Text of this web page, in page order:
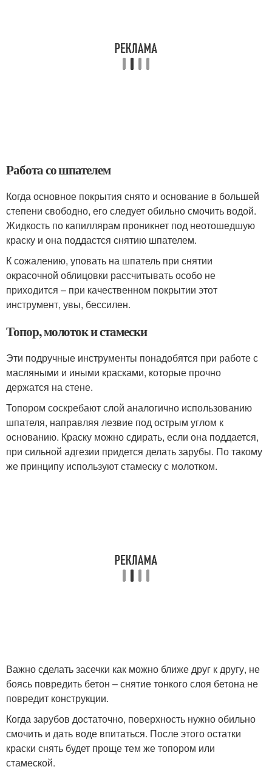
Работа со шпателем
Когда основное покрытия снято и основание в большей
степени свободно, его следует обильно смочить водой.
Жидкость по капиллярам проникнет под неотошедшую
краску и она поддастся снятию шпателем.
К сожалению, уповать на шпатель при снятии
окрасочной облицовки рассчитывать особо не
приходится – при качественном покрытии этот
инструмент, увы, бессилен.
Топор, молоток и стамески
Эти подручные инструменты понадобятся при работе с
масляными и иными красками, которые прочно
держатся на стене.
Топором соскребают слой аналогично использованию
шпателя, направляя лезвие под острым углом к
основанию. Краску можно сдирать, если она поддается,
при сильной адгезии придется делать зарубы. По такому
же принципу используют стамеску с молотком.
Важно сделать засечки как можно ближе друг к другу, не
боясь повредить бетон – снятие тонкого слоя бетона не
повредит конструкции.
Когда зарубов достаточно, поверхность нужно обильно
смочить и дать воде впитаться. После этого остатки
краски снять будет проще тем же топором или
стамеской.